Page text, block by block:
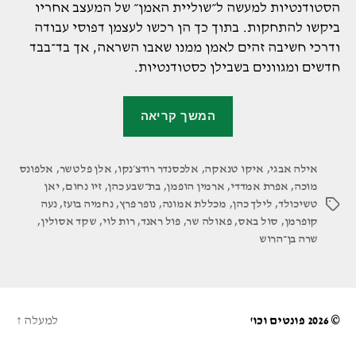
הסטודנטיות למעשה ל״שוליית האמן״ של המעצב אחריו
ביקשו להתחקות. בתוך כך הן רכשו לעצמן דפוסי עבודה
ודרכי חשיבה זהים לאמן ממנו שאבו השראה, אך בד־בבד
חדשים ומגוונים בשבילן כסטודנטיות.
המשך קריאה
עיצבו
מחוה
למעצבים
תגיות
אילה אבגי, איקו טנאקה, אלכסנדר רודצ׳נקו, אלן פלטשר, אלפונס
מוכה, אפרת אמדדי, ארמין הופמן,בת־שבע כהן,זיו נחום,יאן
טשיכולד, לילך כהן, מכללת אמונה, נופר פרץ,נחמיה בועז,נעה
קופרמן, סול באס,פאולה שר,פול ראנד,רות לוי, שקד אסולין,
שרה בן־הרוש
© 2026 פונטים וכו' למעלה ↑